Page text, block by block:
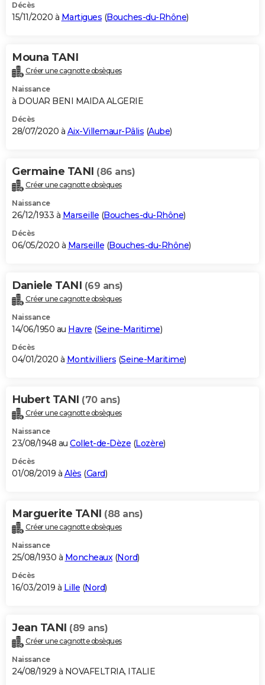
Décès
15/11/2020 à Martigues (Bouches-du-Rhône)
Mouna TANI
Créer une cagnotte obsèques
Naissance
à DOUAR BENI MAIDA ALGERIE
Décès
28/07/2020 à Aix-Villemaur-Pâlis (Aube)
Germaine TANI (86 ans)
Créer une cagnotte obsèques
Naissance
26/12/1933 à Marseille (Bouches-du-Rhône)
Décès
06/05/2020 à Marseille (Bouches-du-Rhône)
Daniele TANI (69 ans)
Créer une cagnotte obsèques
Naissance
14/06/1950 au Havre (Seine-Maritime)
Décès
04/01/2020 à Montivilliers (Seine-Maritime)
Hubert TANI (70 ans)
Créer une cagnotte obsèques
Naissance
23/08/1948 au Collet-de-Dèze (Lozère)
Décès
01/08/2019 à Alès (Gard)
Marguerite TANI (88 ans)
Créer une cagnotte obsèques
Naissance
25/08/1930 à Moncheaux(Nord)
Décès
16/03/2019 à Lille (Nord)
Jean TANI (89 ans)
Créer une cagnotte obsèques
Naissance
24/08/1929 à NOVAFELTRIA, ITALIE